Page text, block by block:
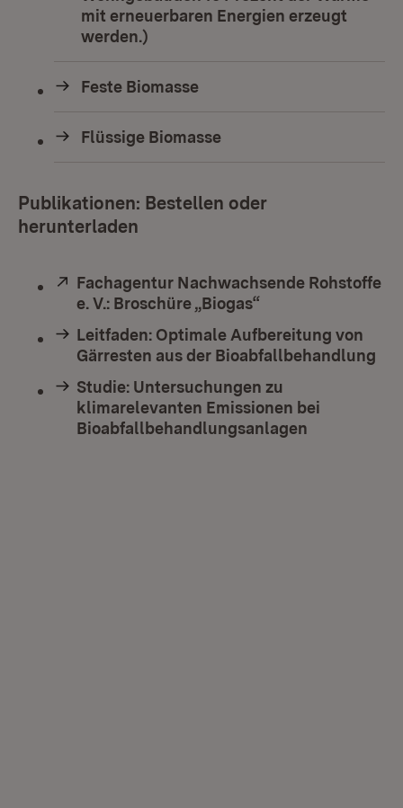
mit erneuerbaren Energien erzeugt
werden.)
Feste Biomasse
Flüssige Biomasse
Publikationen: Bestellen oder
herunterladen
Extern:
Fachagentur Nachwachsende Rohstoffe
e. V.: Broschüre „Biogas“
Leitfaden: Optimale Aufbereitung von
Gärresten aus der Bioabfallbehandlung
Studie: Untersuchungen zu
klimarelevanten Emissionen bei
Bioabfallbehandlungsanlagen